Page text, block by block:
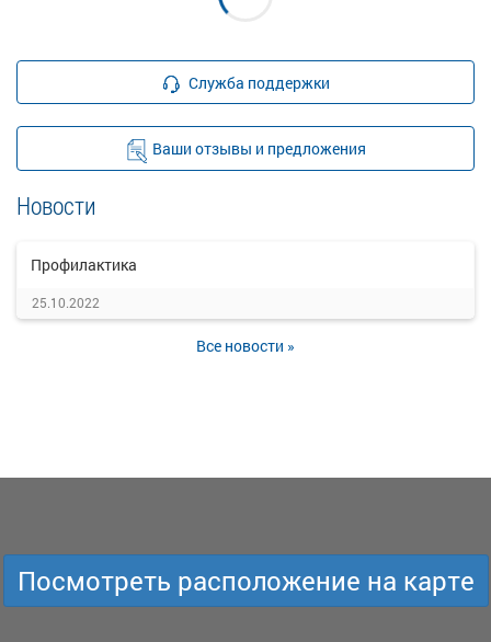
Служба поддержки
Ваши отзывы и предложения
Новости
Профилактика
25.10.2022
Все новости »
Посмотреть расположение на карте